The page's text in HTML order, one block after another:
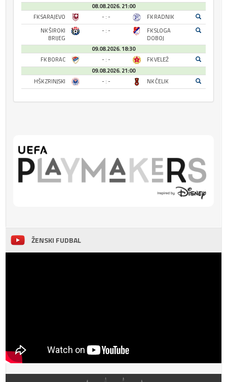
08.08.2026. 21:00
FK SARAJEVO
- : -
FK RADNIK
NK ŠIROKI
BRIJEG
- : -
FK SLOGA
DOBOJ
09.08.2026. 18:30
FK BORAC
- : -
FK VELEŽ
09.08.2026. 21:00
HŠK ZRINJSKI
- : - NK ČELIK
ŽENSKI FUDBAL